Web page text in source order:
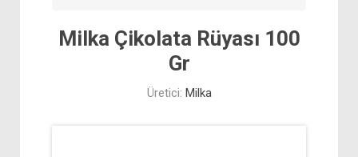
Milka Çikolata Rüyası 100
Gr
Üretici: Milka